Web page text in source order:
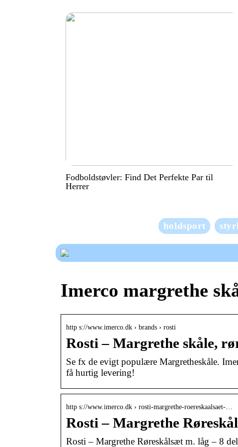
Fodboldstøvler: Find Det Perfekte Par til
Herrer
holdsport
Imerco margrethe
http s://www.imerco.dk › brands › rosti
Rosti – Margrethe skåle,
Se fx de evigt populære Margretheskåle.
få hurtig levering!
http s://www.imerco.dk › rosti-margrethe-roereskaalsaet-…
Rosti – Margrethe
Rosti – Margrethe Røreskålsæt m. låg – 8